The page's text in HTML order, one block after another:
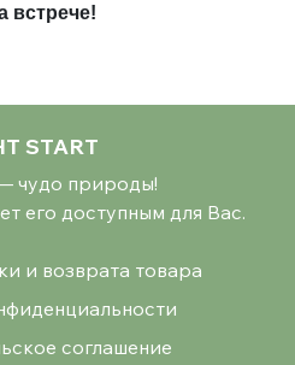
встрече!
START
чудо природы!
его доступным для Вас.
и возврата товара
соглашение